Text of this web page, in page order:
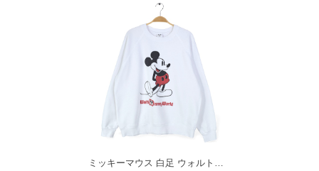
ミッキーマウス 白足 ウォルトディズニーオフィシャル スウェット ホワイト WALT DISNEY WORLD ウォルトディズニーオフィシャル サイズXL相当 古着 CF0995